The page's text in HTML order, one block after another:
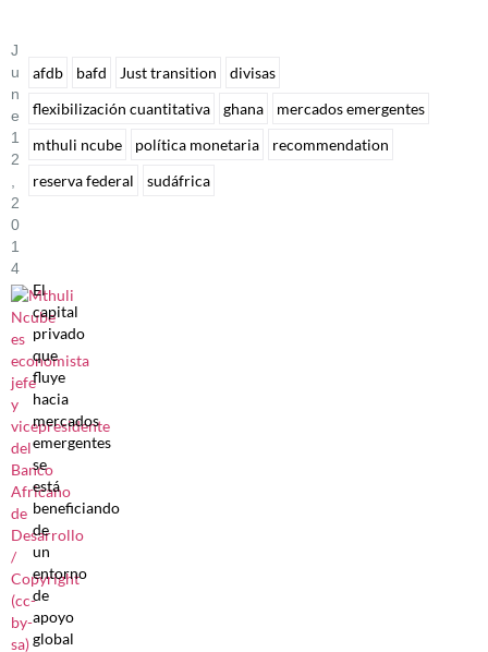
J
U
N
E
1
2
2
0
1
4
El
capital
privado
que
fluye
hacia
mercados
emergentes
se
está
beneficiando
de
un
entorno
de
apoyo
global
afdb bafd Just transition
divisas
flexibilización cuantitativa
ghana
mercados emergentes
mthuli ncube
política monetaria
recommendation
reserva federal
sudáfrica